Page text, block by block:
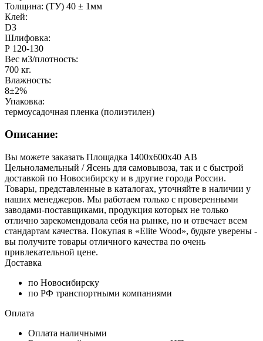
Толщина: (ТУ) 40 ± 1мм
Клей:
D3
Шлифовка:
Р 120-130
Вес м3/плотность:
700 кг.
Влажность:
8±2%
Упаковка:
термоусадочная пленка (полиэтилен)
Описание:
Вы можете заказать Площадка 1400х600х40 АВ
Цельноламельный / Ясень для самовывоза, так и с быстрой
доставкой по Новосибирску и в другие города России.
Товары, представленные в каталогах, уточняйте в наличии у
наших менеджеров. Мы работаем только с проверенными
заводами-поставщиками, продукция которых не только
отлично зарекомендовала себя на рынке, но и отвечает всем
стандартам качества. Покупая в «Elite Wood», будьте уверены -
вы получите товары отличного качества по очень
привлекательной цене.
Доставка
по Новосибирску
по РФ транспортными компаниями
Оплата
Оплата наличными